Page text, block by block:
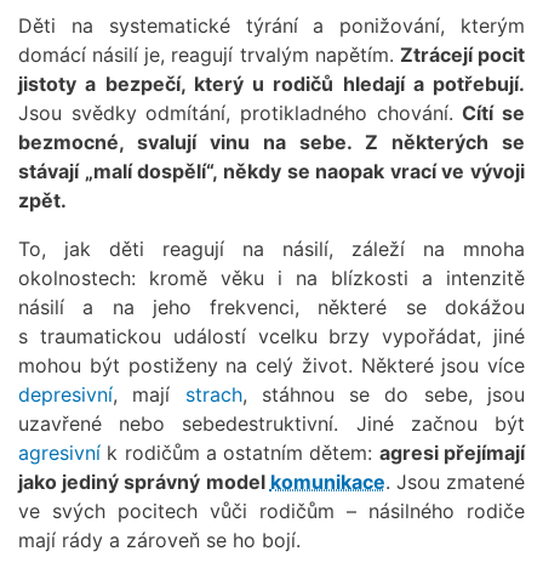
Děti na systematické týrání a ponižování, kterým
domácí násilí je, reagují trvalým napětím. Ztrácejí pocit
jistoty a bezpečí, který u rodičů hledají a potřebují.
Jsou svědky odmítání, protikladného chování.Cítí se
bezmocné, svalují vinu na sebe. Z některých se
stávají „malí dospělí“, někdy se naopak vrací ve vývoji
zpět.
To, jak děti reagují na násilí, záleží na mnoha
okolnostech: kromě věku i na blízkosti a intenzitě
násilí a na jeho frekvenci, některé se dokážou
s traumatickou událostí vcelku brzy vypořádat, jiné
mohou být postiženy na celý život. Některé jsou více
depresivní, mají strach, stáhnou se do sebe, jsou
uzavřené nebo sebedestruktivní. Jiné začnou být
agresivní k rodičům a ostatním dětem: agresi přejímají
jako jediný správný model komunikace. Jsou zmatené
ve svých pocitech vůči rodičům – násilného rodiče
mají rády a zároveň se ho bojí.